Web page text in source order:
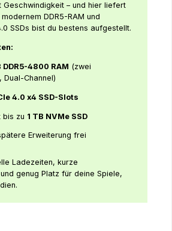
Geschwindigkeit – und hier liefert
DDR5-RAM und
SSDs bist du bestens aufgestellt.
DDR5-4800 RAM (zwei
Dual-Channel)
4.0 x4 SSD-Slots
bis zu 1 TB NVMe SSD
Erweiterung frei
Ladezeiten, kurze
genug Platz für deine Spiele,